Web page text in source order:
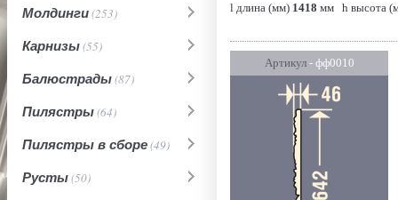
Молдинги(253)
Карнизы(55)
Балюстрады(87)
Пилястры(64)
Пилястры в сборе(49)
Русты(50)
l длина (мм) 1418 мм h высота
Артикул- фф0010